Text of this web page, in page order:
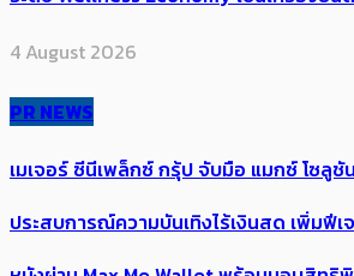
4 August 2026
PR NEWS
เมเจอร์ ซีนีเพล็กซ์ กรุ้ป จับมือ แมกซ์ โซลูชั
ประสบการณ์ความบันเทิงไร้เงินสด เพิ่มฟีเ